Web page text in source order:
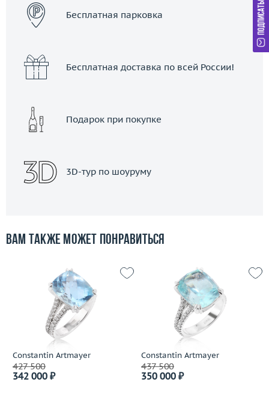
Бесплатная парковка
Бесплатная доставка по всей России!
Подарок при покупке
3D-тур по шоуруму
Вам также может понравиться
Constantin Artmayer
427 500
342 000 ₽
Constantin Artmayer
437 500
350 000 ₽